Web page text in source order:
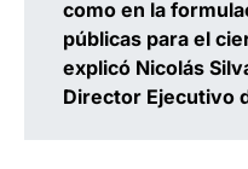
como en la
públicas para el
explicó Nicolás
Director Ejecutivo